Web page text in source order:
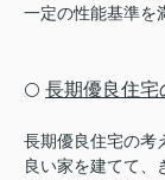
一定の性能基準を
⚪️ 長期優良住宅
長期優良住宅の考
良い家を建てて、